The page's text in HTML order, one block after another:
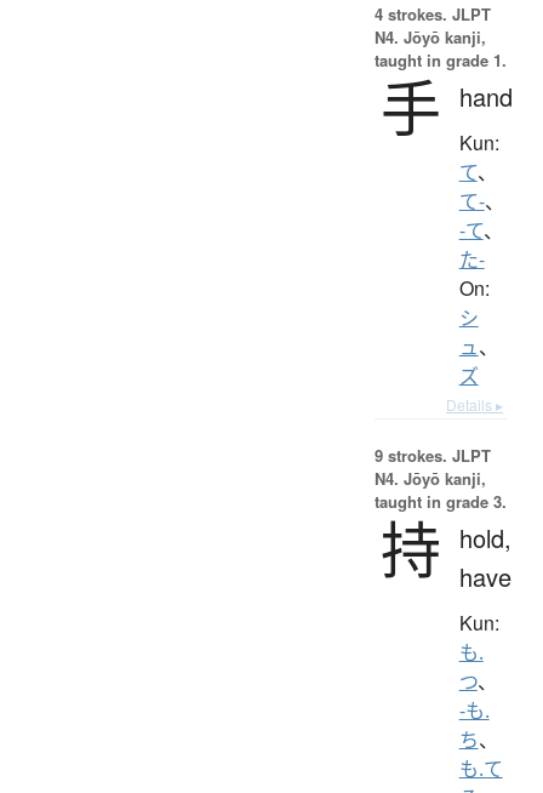
4 strokes. JLPT
N4. Jōyō kanji,
taught in grade 1.
手 hand
Kun:
て、
て-、
-て、
た-
On:
シ
ュ、
ズ
Details ▸
9 strokes. JLPT
N4. Jōyō kanji,
taught in grade 3.
持
hold,
have
Kun:
も.
つ、
-も.
ち、
も.て